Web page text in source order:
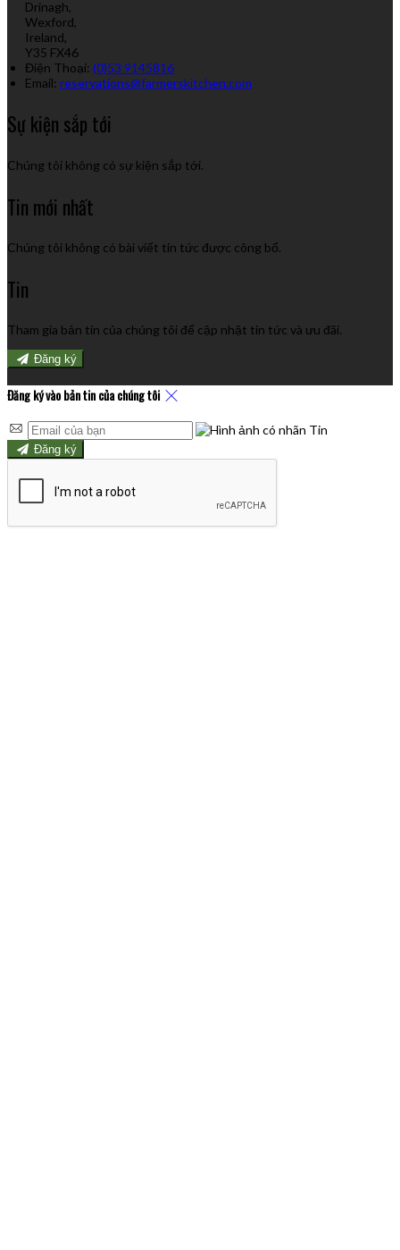
Drinagh,
Wexford,
Ireland,
Y35 FX46
Điện Thoại: (0)53 9145816
Email: reservations@farmerskitchen.com
Sự kiện sắp tới
Chúng tôi không có sự kiện sắp tới.
Tin mới nhất
Chúng tôi không có bài viết tin tức được công bố.
Tin
Tham gia bản tin của chúng tôi để cập nhật tin tức và ưu đãi.
Đăng ký
Đăng ký vào bản tin của chúng tôi
Đăng ký